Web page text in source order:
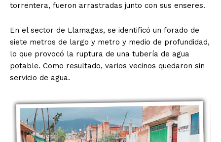
torrentera, fueron arrastradas junto con sus enseres.
En el sector de Llamagas, se identificó un forado de
siete metros de largo y metro y medio de profundidad,
lo que provocó la ruptura de una tubería de agua
potable. Como resultado, varios vecinos quedaron sin
servicio de agua.